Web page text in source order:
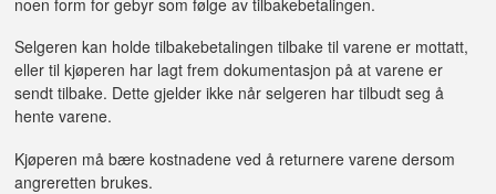
Selgeren kan holde tilbakebetalingen tilbake til varene er mottatt,
eller til kjøperen har lagt frem dokumentasjon på at varene er
sendt tilbake. Dette gjelder ikke når selgeren har tilbudt seg å
hente varene.
Kjøperen må bære kostnadene ved å returnere varene dersom
angreretten brukes.